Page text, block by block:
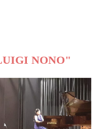
NONO"